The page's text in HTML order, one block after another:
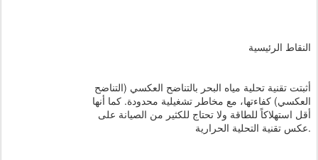
النقاط الرئيسية
أثبتت تقنية تحلية مياه البحر بالتناضح العكسي (التناضح
العكسي) كفاءتها، مع مخاطر تشغيلية محدودة. كما أنها
أقل استهلاكاً للطاقة ولا تحتاج للكثير من الصيانة على
عكس تقنية التحلية الحرارية.